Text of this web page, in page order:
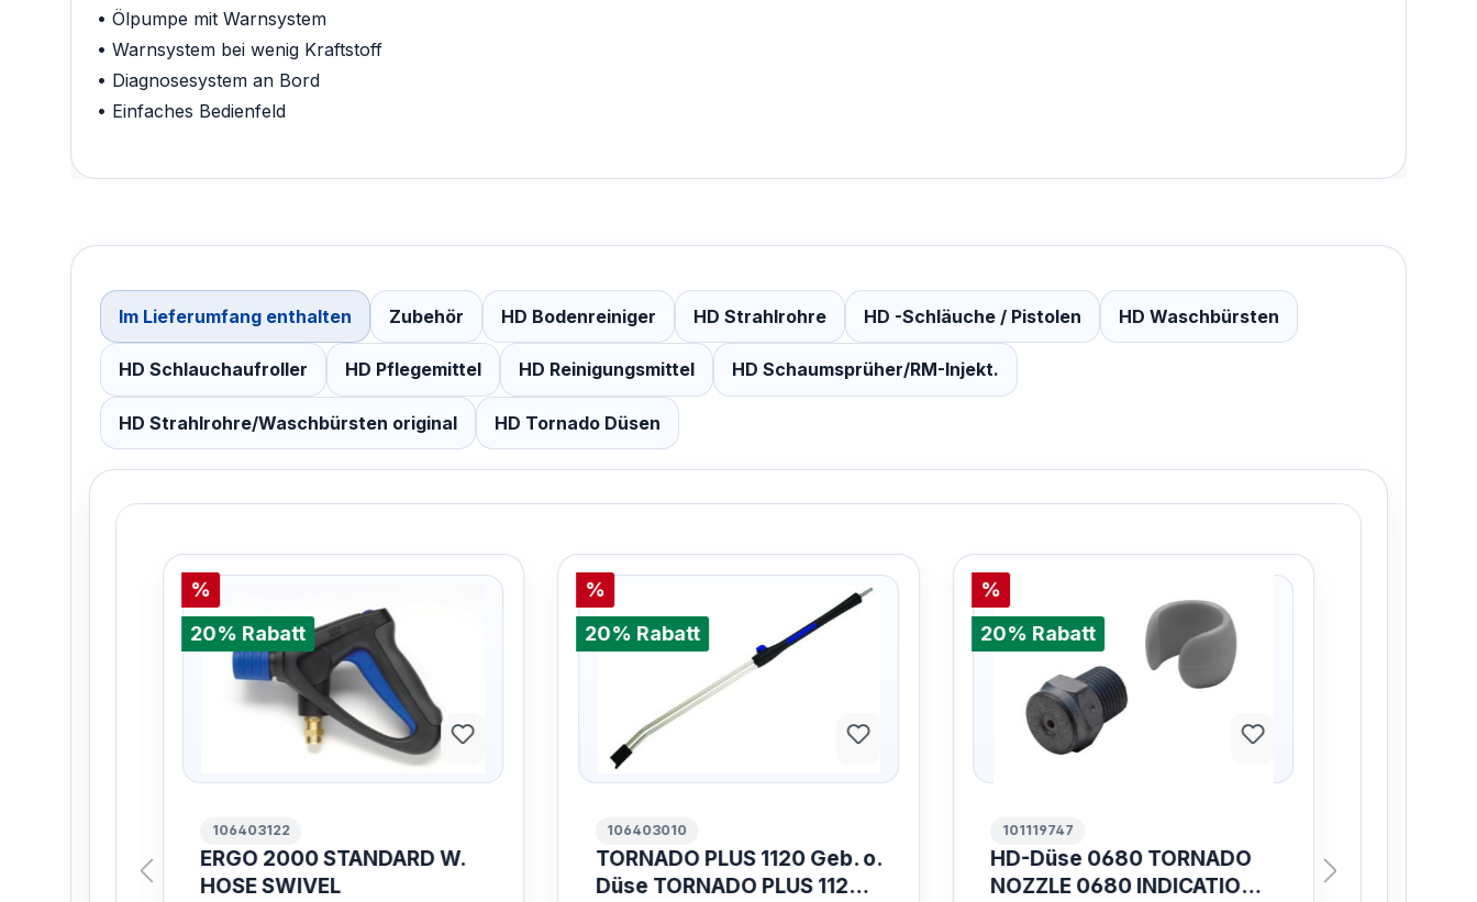
• Ölpumpe mit Warnsystem
• Warnsystem bei wenig Kraftstoff
• Diagnosesystem an Bord
• Einfaches Bedienfeld
Im Lieferumfang enthalten Zubehör HD Bodenreiniger HD Strahlrohre HD -Schläuche / Pistolen HD Waschbürsten
HD Schlauchaufroller HD Pflegemittel HD Reinigungsmittel HD Schaumsprüher/RM-Injekt.
HD Strahlrohre/Waschbürsten original HD Tornado Düsen
%
20% Rabatt
106403122
ERGO 2000 STANDARD W.
HOSE SWIVEL
%
20% Rabatt
106403010
TORNADO PLUS 1120 Geb. o.
Düse TORNADO PLUS 1120
%
20% Rabatt
101119747
HD-Düse 0680 TORNADO
NOZZLE 0680 INDICATION